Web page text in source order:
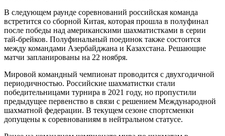
В следующем раунде соревнований российская команда
встретится со сборной Китая, которая прошла в полуфинал
после победы над американскими шахматистками в серии
тай-брейков. Полуфинальный поединок также состоится
между командами Азербайджана и Казахстана. Решающие
матчи запланированы на 22 ноября.
Мировой командный чемпионат проводится с двухгодичной
периодичностью. Российские шахматистки стали
победительницами турнира в 2021 году, но пропустили
предыдущее первенство в связи с решением Международной
шахматной федерации. В текущем сезоне спортсменки
допущены к соревнованиям в нейтральном статусе.